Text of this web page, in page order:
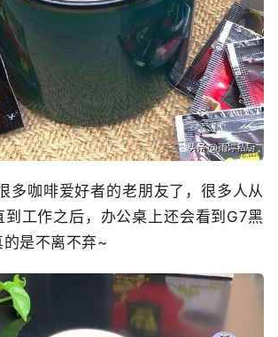
多咖啡爱好者的老朋友了，很多人从
到工作之后，办公桌上还会看到G7黑
是不离不弃~